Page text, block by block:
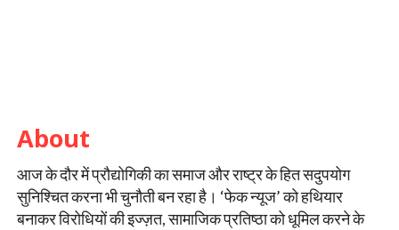
About
आज के दौर में प्रौद्योगिकी का समाज और राष्ट्र के हित सदुपयोग
सुनिश्चित करना भी चुनौती बन रहा है। ‘फेक न्यूज’ को हथियार
बनाकर विरोधियों की इज्ज़त, सामाजिक प्रतिष्ठा को धूमिल करने के